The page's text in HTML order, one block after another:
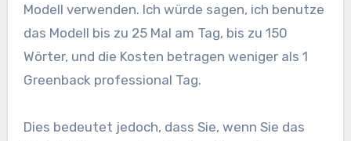
Modell verwenden. Ich würde sagen, ich benutze
das Modell bis zu 25 Mal am Tag, bis zu 150
Wörter, und die Kosten betragen weniger als 1
Greenback professional Tag.
Dies bedeutet jedoch, dass Sie, wenn Sie das